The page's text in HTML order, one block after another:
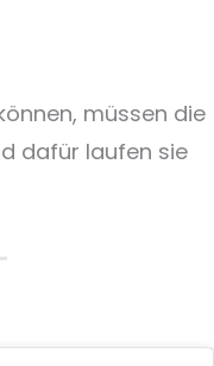
müssen die
dafür laufen sie